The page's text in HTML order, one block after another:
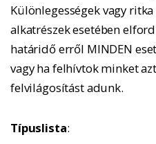
Különlegességek vagy
alkatrészek esetében
határidő erről MINDEN
vagy ha felhívtok minket
felvilágosítást adunk.
Típuslista: